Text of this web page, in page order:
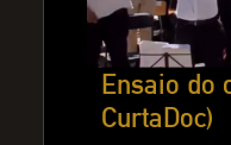
Ensaio do
CurtaDoc)